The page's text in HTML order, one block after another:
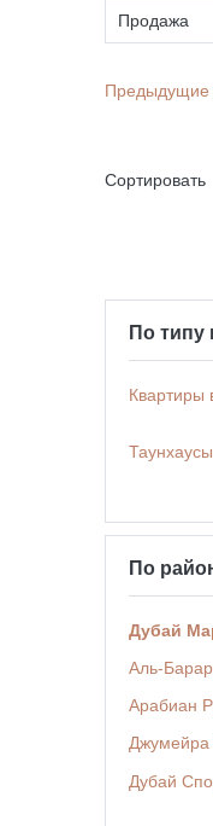
Продажа
Предыдущие
Сортировать
По типу
Квартиры
По
Дубай
Аль-
Арабиан
Джумейра
Дубай